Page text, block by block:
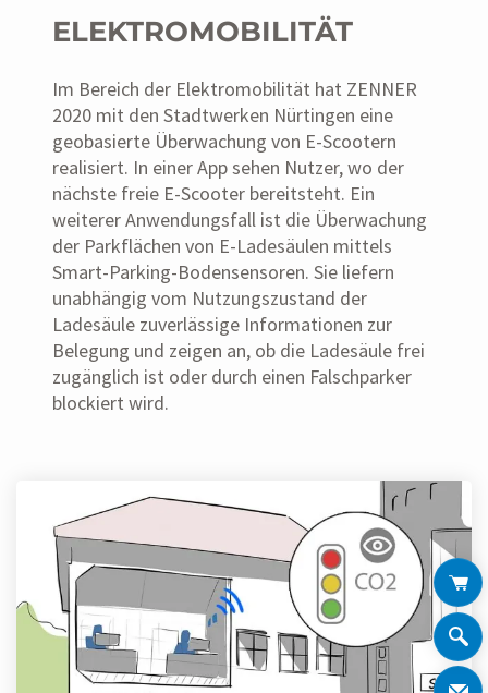
ELEKTROMOBILITÄT
Im Bereich der Elektromobilität hat ZENNER
2020 mit den Stadtwerken Nürtingen eine
geobasierte Überwachung von E-Scootern
realisiert. In einer App sehen Nutzer, wo der
nächste freie E-Scooter bereitsteht. Ein
weiterer Anwendungsfall ist die Überwachung
der Parkflächen von E-Ladesäulen mittels
Smart-Parking-Bodensensoren. Sie liefern
unabhängig vom Nutzungszustand der
Ladesäule zuverlässige Informationen zur
Belegung und zeigen an, ob die Ladesäule frei
zugänglich ist oder durch einen Falschparker
blockiert wird.